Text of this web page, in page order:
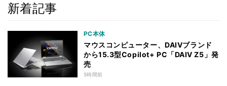
新着記事
PC本体
マウスコンピューター、DAIVブランド
から15.3型Copilot+ PC「DAIV Z5」発
売
5時間前